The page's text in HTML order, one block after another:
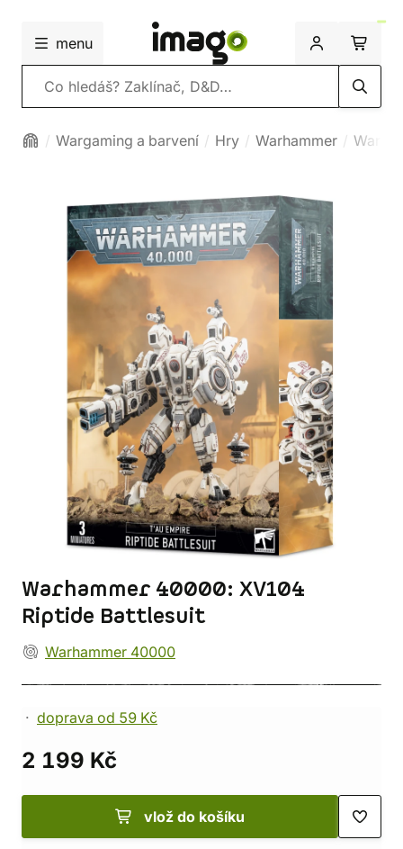
menu
Vyhledávání
Wargaming a barvení Hry Warhammer
Warhammer 40000: XV104
Riptide Battlesuit
Warhammer 40000
doprava od 59 Kč
2 199 Kč
vlož do košíku